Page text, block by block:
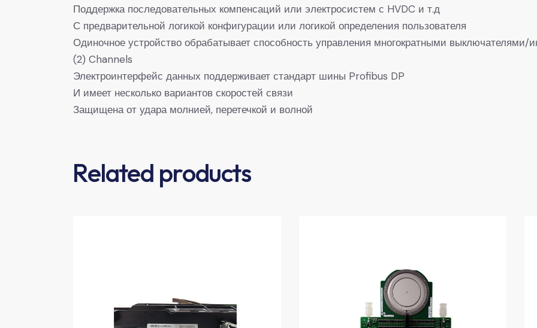
Поддержка последовательных компенсаций или электросистем с HVDC и т.д
С предварительной логикой конфигурации или логикой определения пользователя
Одиночное устройство обрабатывает способность управления многократными выключателями/
(2) Channels
Электроинтерфейс данных поддерживает стандарт шины Profibus DP
И имеет несколько вариантов скоростей связи
Защищена от удара молнией, перетечкой и волной
Related products